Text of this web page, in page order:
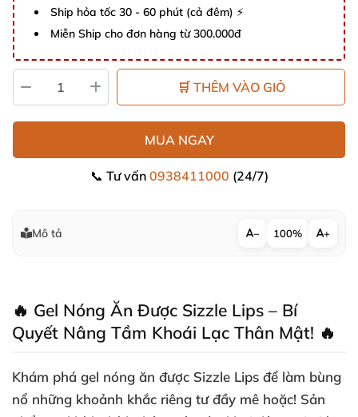
Ship hỏa tốc 30 - 60 phút (cả đêm) ⚡
Miễn Ship cho đơn hàng từ 300.000đ
🛒 THÊM VÀO GIỎ
MUA NGAY
📞 Tư vấn 0938411000 (24/7)
Mô tả − 100% +
🔥 Gel Nóng Ăn Được Sizzle Lips – Bí
Quyết Nâng Tầm Khoái Lạc Thân Mật! 🔥
Khám phá gel nóng ăn được Sizzle Lips để làm bùng
nổ những khoảnh khắc riêng tư đầy mê hoặc! Sản